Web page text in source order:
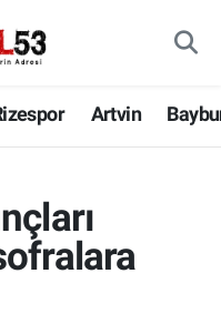
Artvin